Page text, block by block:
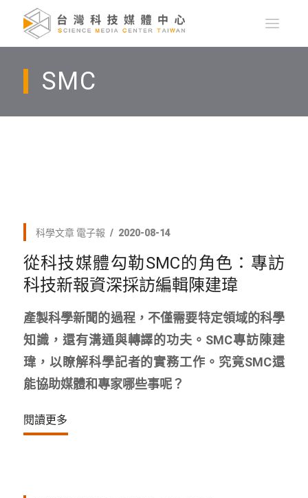
SMC
科學文章 電子報 2020-08-14
從科技媒體勾勒SMC的角色：專訪
科技新報資深採訪編輯陳建瑋
產製科學新聞的過程，不僅需要特定領域的科學
知識，還有溝通與轉譯的功夫。SMC專訪陳建
瑋，以瞭解科學記者的實務工作。究竟SMC還
能協助媒體和專家哪些事呢？
閱讀更多